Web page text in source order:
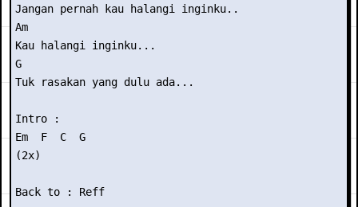
Jangan pernah kau halangi inginku..
Am
Kau halangi inginku...
G
Tuk rasakan yang dulu ada...
Intro :
Em  F  C  G
(2x)
Back to : Reff